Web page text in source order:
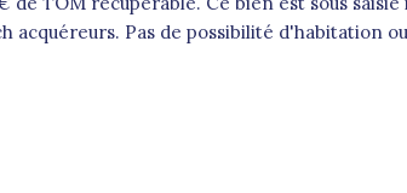
acquéreurs. Pas de possibilité d'habitation